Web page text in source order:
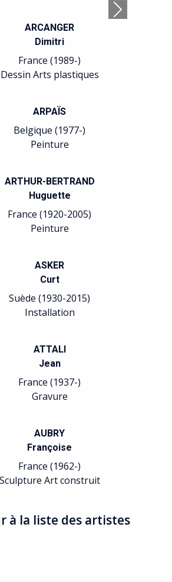
ARCANGER
Dimitri
France (1989-)
Dessin Arts plastiques
ARPAÏS
Belgique (1977-)
Peinture
ARTHUR-BERTRAND
Huguette
France (1920-2005)
Peinture
ASKER
Curt
Suède (1930-2015)
Installation
ATTALI
Jean
France (1937-)
Gravure
AUBRY
Françoise
France (1962-)
Sculpture Art construit
Suivant
à la liste des artistes